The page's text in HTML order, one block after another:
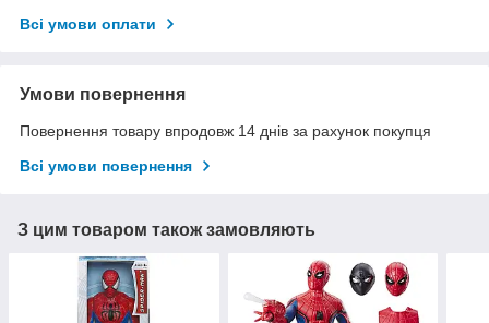
Всі умови оплати
Умови повернення
Повернення товару впродовж 14 днів за рахунок покупця
Всі умови повернення
З цим товаром також замовляють